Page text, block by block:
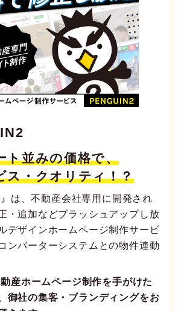
ト並みの価格で、
ス・クオリティ！？
は、不動産会社専用に開発され
・追加などブラッシュアップし放
デザインホームページ制作サービ
ンバーターシステムとの物件連動
産ホームページ制作を手がけた
御社の集客・ブランディングをお